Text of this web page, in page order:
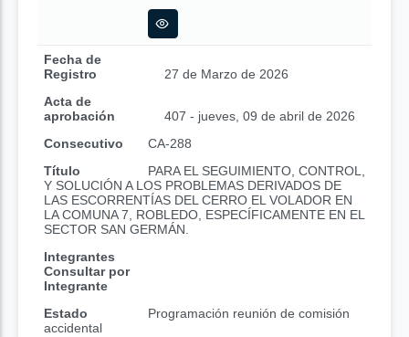
Fecha de
Registro
27 de Marzo de 2026
Acta de
aprobación
407 - jueves, 09 de abril de 2026
Consecutivo
CA-288
Título
PARA EL SEGUIMIENTO, CONTROL,
Y SOLUCIÓN A LOS PROBLEMAS DERIVADOS DE
LAS ESCORRENTÍAS DEL CERRO EL VOLADOR EN
LA COMUNA 7, ROBLEDO, ESPECÍFICAMENTE EN EL
SECTOR SAN GERMÁN.
Integrantes
Consultar por
Integrante
Estado
Programación reunión de comisión
accidental